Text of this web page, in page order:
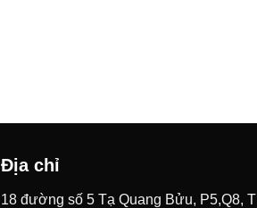
Địa chỉ
18 đường số 5 Tạ Quang Bửu, P5,Q8,